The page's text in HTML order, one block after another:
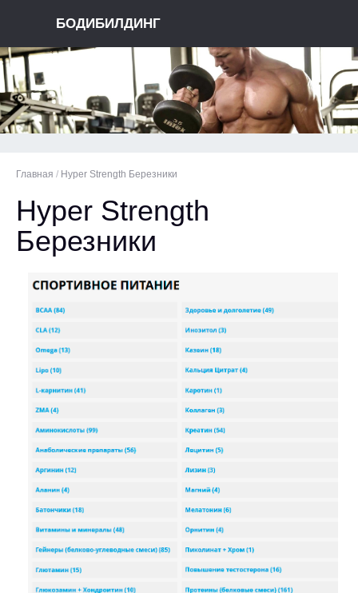
БОДИБИЛДИНГ
Главная / Hyper Strength Березники
Hyper Strength
Березники